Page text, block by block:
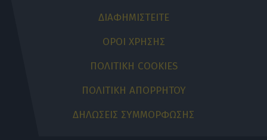
ΔΙΑΦΗΜΙΣΤΕΙΤΕ
ΟΡΟΙ ΧΡΗΣΗΣ
ΠΟΛΙΤΙΚΗ COOKIES
ΠΟΛΙΤΙΚΗ ΑΠΟΡΡΗΤΟΥ
ΔΗΛΩΣΕΙΣ ΣΥΜΜΟΡΦΩΣΗΣ